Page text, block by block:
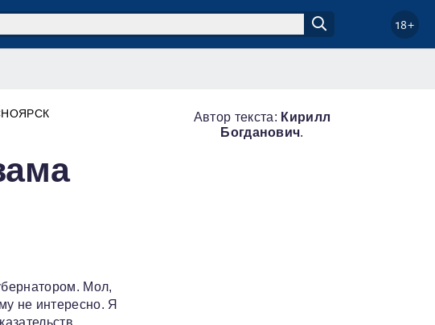
18+
Мол,
не интересно. Я
Автор текста: Кирилл
Богданович.